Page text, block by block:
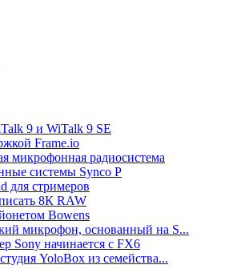
9 и WiTalk 9 SE
Frame.io
микрофонная радиосистема
системы Synco P
для стримеров
8К RAW
Bowens
микрофон, основанный на S...
Sony начинается с FX6
YoloBox из семейства...